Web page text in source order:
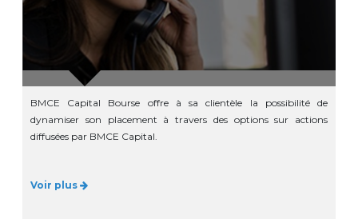
BMCE Capital Bourse offre à sa clientèle la possibilité de
dynamiser son placement à travers des options sur actions
diffusées par BMCE Capital.
Voir plus